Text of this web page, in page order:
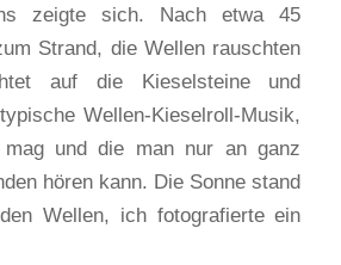
zeigte sich. Nach etwa 45
Strand, die Wellen rauschten
auf die Kieselsteine und
Wellen-Kieselroll-Musik,
und die man nur an ganz
hören kann. Die Sonne stand
Wellen, ich fotografierte ein